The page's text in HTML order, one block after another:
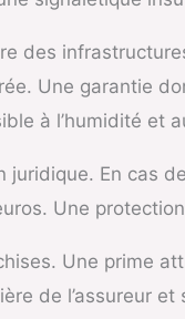
des
Une garantie
à l’humidité et
En cas
Une
Une prime
de l’assureur